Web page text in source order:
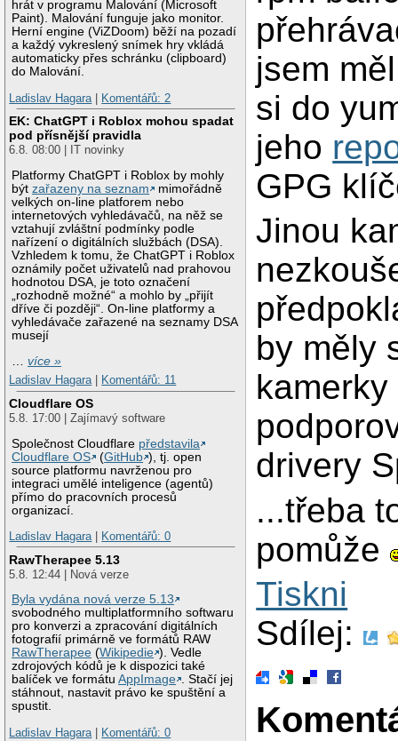
hrát v programu Malování (Microsoft
Paint). Malování funguje jako monitor.
Herní engine (ViZDoom) běží na pozadí
a každý vykreslený snímek hry vkládá
automaticky přes schránku (clipboard)
do Malování.
Ladislav Hagara
Komentářů: 2
EK: ChatGPT i Roblox mohou spadat
pod přísnější pravidla
6.8. 08:00 | IT novinky
Platformy ChatGPT i Roblox by mohly
býtzařazeny na seznam
mimořádně
velkých on-line platforem nebo
internetových vyhledávačů, na něž se
vztahují zvláštní podmínky podle
nařízení o digitálních službách (DSA).
Vzhledem k tomu, že ChatGPT i Roblox
oznámily počet uživatelů nad prahovou
hodnotou DSA, je toto označení
„rozhodně možné“ a mohlo by „přijít
dříve či později“. On-line platformy a
vyhledávače zařazené na seznamy DSA
musejí
…více »
Ladislav Hagara| Komentářů: 11
Cloudflare OS
5.8. 17:00 | Zajímavý software
Společnost Cloudflare představila
Cloudflare OS
(GitHub ), tj. open
source platformu navrženou pro
integraci umělé inteligence (agentů)
přímo do pracovních procesů
organizací.
Ladislav Hagara| Komentářů: 0
RawTherapee 5.13
5.8. 12:44 | Nová verze
Byla vydána nová verze 5.13
svobodného multiplatformního softwaru
pro konverzi a zpracování digitálních
fotografií primárně ve formátů RAW
RawTherapee (Wikipedie ). Vedle
zdrojových kódů je k dispozici také
balíček ve formátuAppImage . Stačí jej
stáhnout, nastavit právo ke spuštění a
spustit.
Ladislav Hagara| Komentářů: 0
jsem
si do
jeho
GPG
Jinou
by měly
kamerky
drivery
...třeba
pomůže
Tiskni
Sdílej: